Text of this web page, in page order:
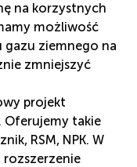
na korzystnych
możliwość
ziemnego na
zmniejszyć
projekt
Oferujemy takie
RSM, NPK. W
rozszerzenie